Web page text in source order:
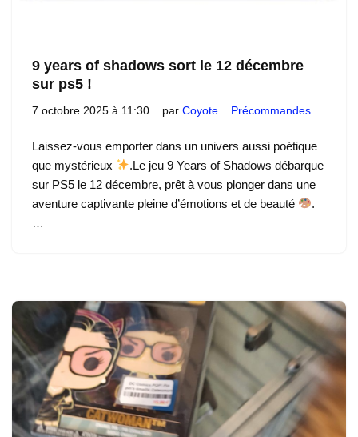
9 years of shadows sort le 12 décembre
sur ps5 !
7 octobre 2025 à 11:30 par Coyote Précommandes
Laissez-vous emporter dans un univers aussi poétique
que mystérieux
.Le jeu 9 Years of Shadows débarque
sur PS5 le 12 décembre, prêt à vous plonger dans une
aventure captivante pleine d’émotions et de beauté
.
…